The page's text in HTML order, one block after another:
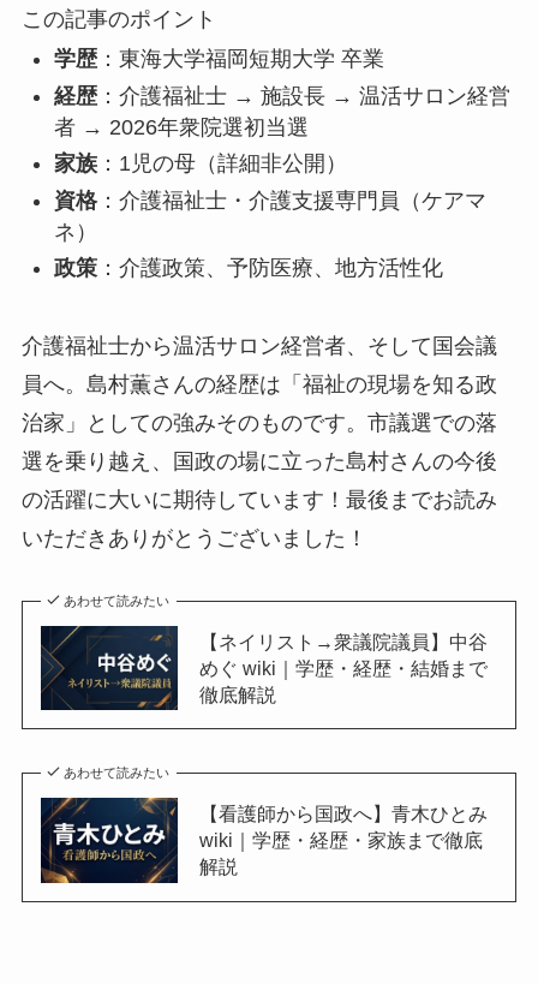
この記事のポイント
学歴：東海大学福岡短期大学 卒業
経歴：介護福祉士 → 施設長 → 温活サロン経営
者 → 2026年衆院選初当選
家族：1児の母（詳細非公開）
資格：介護福祉士・介護支援専門員（ケアマ
ネ）
政策：介護政策、予防医療、地方活性化
介護福祉士から温活サロン経営者、そして国会議
員へ。島村薫さんの経歴は「福祉の現場を知る政
治家」としての強みそのものです。市議選での落
選を乗り越え、国政の場に立った島村さんの今後
の活躍に大いに期待しています！最後までお読み
いただきありがとうございました！
あわせて読みたい
【ネイリスト→衆議院議員】中谷
めぐ wiki｜学歴・経歴・結婚まで
徹底解説
あわせて読みたい
【看護師から国政へ】青木ひとみ
wiki｜学歴・経歴・家族まで徹底
解説